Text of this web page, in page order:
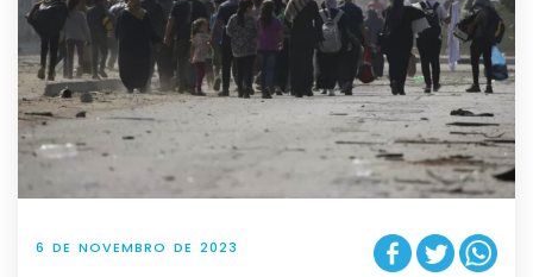
6 DE NOVEMBRO DE 2023